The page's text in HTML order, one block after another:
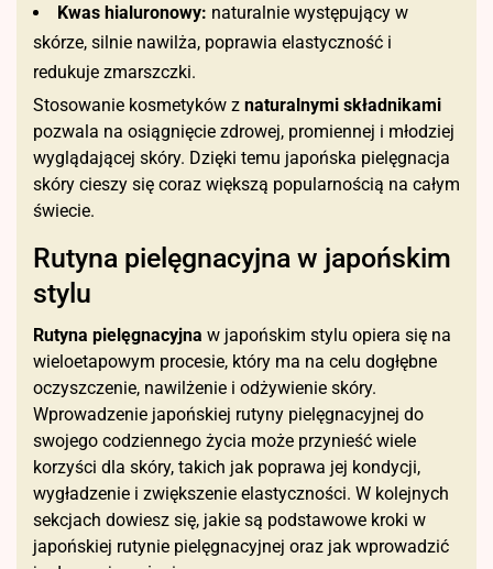
Kwas hialuronowy: naturalnie występujący w
skórze, silnie nawilża, poprawia elastyczność i
redukuje zmarszczki.
Stosowanie kosmetyków z naturalnymi składnikami
pozwala na osiągnięcie zdrowej, promiennej i młodziej
wyglądającej skóry. Dzięki temu japońska pielęgnacja
skóry cieszy się coraz większą popularnością na całym
świecie.
Rutyna pielęgnacyjna w japońskim
stylu
Rutyna pielęgnacyjna w japońskim stylu opiera się na
wieloetapowym procesie, który ma na celu dogłębne
oczyszczenie, nawilżenie i odżywienie skóry.
Wprowadzenie japońskiej rutyny pielęgnacyjnej do
swojego codziennego życia może przynieść wiele
korzyści dla skóry, takich jak poprawa jej kondycji,
wygładzenie i zwiększenie elastyczności. W kolejnych
sekcjach dowiesz się, jakie są podstawowe kroki w
japońskiej rutynie pielęgnacyjnej oraz jak wprowadzić